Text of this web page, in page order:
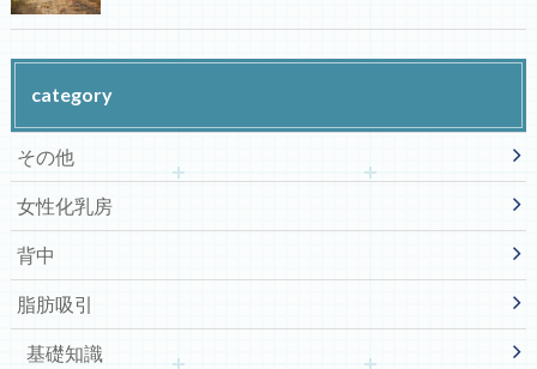
category
その他
女性化乳房
背中
脂肪吸引
基礎知識